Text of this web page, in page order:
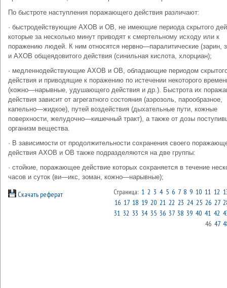
По быстроте наступления поражающего действия различают:
· быстродействующие АХОВ и ОВ, не имеющие периода скрытого
которые за несколько минут приводят к смертельному исходу или к
поражению людей. К ним относятся нервно—паралитические (зарин,
и АХОВ общеядовитого действия (синильная кислота, хлорциан);
· медленнодействующие АХОВ и ОВ, обладающие периодом
действия и приводящие к поражению по истечении некоторого
(кожно—нарывные, удушающего действия и др.). Быстрота их
действия зависит от агрегатного состояния (аэрозоль, парообразное,
капельно—жидкое), путей воздействия (дыхательные пути, кожные
поверхности, желудочно—кишечный тракт), а также от дозы
организм вещества.
· В зависимости от продолжительности сохранения своего
действия АХОВ и ОВ также подразделяются на две группы:
· стойкие, поражающее действие которых сохраняется в течение
часов и суток (ви—икс, зоман, кожно—нарывные);
Скачать реферат Страница: 1 2 3 4 5 6 7 8 9 10 11 12
16 17 18 19 20 21 22 23 24 25 26 27
31 32 33 34 35 36 37 38 39 40 41 42
46 47